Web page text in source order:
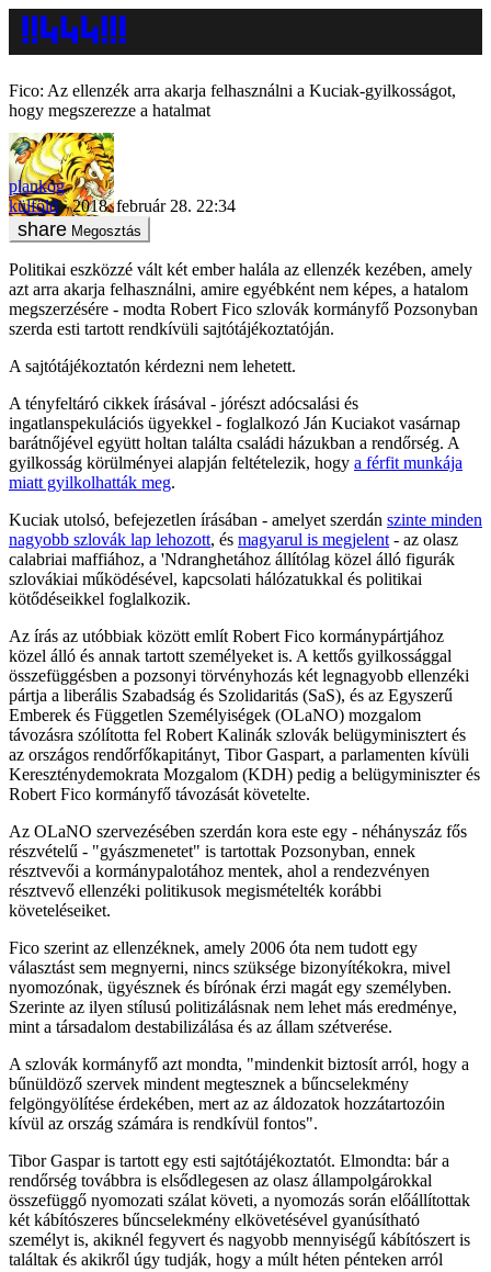
Fico: Az ellenzék arra akarja felhasználni a Kuciak-gyilkosságot,
hogy megszerezze a hatalmat
plankog
külföld
2018. február 28. 22:34
Megosztás
Politikai eszközzé vált két ember halála az ellenzék kezében, amely
azt arra akarja felhasználni, amire egyébként nem képes, a hatalom
megszerzésére - modta Robert Fico szlovák kormányfő Pozsonyban
szerda esti tartott rendkívüli sajtótájékoztatóján.
A sajtótájékoztatón kérdezni nem lehetett.
A tényfeltáró cikkek írásával - jórészt adócsalási és
ingatlanspekulációs ügyekkel - foglalkozó Ján Kuciakot vasárnap
barátnőjével együtt holtan találta családi házukban a rendőrség. A
gyilkosság körülményei alapján feltételezik, hogy a férfit munkája
miatt gyilkolhatták meg.
Kuciak utolsó, befejezetlen írásában - amelyet szerdán szinte minden
nagyobb szlovák lap lehozott, és magyarul is megjelent - az olasz
calabriai maffiához, a 'Ndranghetához állítólag közel álló figurák
szlovákiai működésével, kapcsolati hálózatukkal és politikai
kötődéseikkel foglalkozik.
Az írás az utóbbiak között említ Robert Fico kormánypártjához
közel álló és annak tartott személyeket is. A kettős gyilkossággal
összefüggésben a pozsonyi törvényhozás két legnagyobb ellenzéki
pártja a liberális Szabadság és Szolidaritás (SaS), és az Egyszerű
Emberek és Független Személyiségek (OLaNO) mozgalom
távozásra szólította fel Robert Kalinák szlovák belügyminisztert és
az országos rendőrfőkapitányt, Tibor Gaspart, a parlamenten kívüli
Kereszténydemokrata Mozgalom (KDH) pedig a belügyminiszter és
Robert Fico kormányfő távozását követelte.
Az OLaNO szervezésében szerdán kora este egy - néhányszáz fős
részvételű - "gyászmenetet" is tartottak Pozsonyban, ennek
résztvevői a kormánypalotához mentek, ahol a rendezvényen
résztvevő ellenzéki politikusok megismételték korábbi
követeléseiket.
Fico szerint az ellenzéknek, amely 2006 óta nem tudott egy
választást sem megnyerni, nincs szüksége bizonyítékokra, mivel
nyomozónak, ügyésznek és bírónak érzi magát egy személyben.
Szerinte az ilyen stílusú politizálásnak nem lehet más eredménye,
mint a társadalom destabilizálása és az állam szétverése.
A szlovák kormányfő azt mondta, "mindenkit biztosít arról, hogy a
bűnüldöző szervek mindent megtesznek a bűncselekmény
felgöngyölítése érdekében, mert az az áldozatok hozzátartozóin
kívül az ország számára is rendkívül fontos".
Tibor Gaspar is tartott egy esti sajtótájékoztatót. Elmondta: bár a
rendőrség továbbra is elsődlegesen az olasz állampolgárokkal
összefüggő nyomozati szálat követi, a nyomozás során előállítottak
két kábítószeres bűncselekmény elkövetésével gyanúsítható
személyt is, akiknél fegyvert és nagyobb mennyiségű kábítószert is
találtak és akikről úgy tudják, hogy a múlt héten pénteken arról